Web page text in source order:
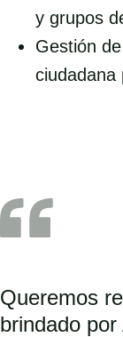
y grupos
Gestión
ciudadana
Queremos
brindado por